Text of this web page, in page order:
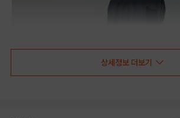
상세정보 더보기